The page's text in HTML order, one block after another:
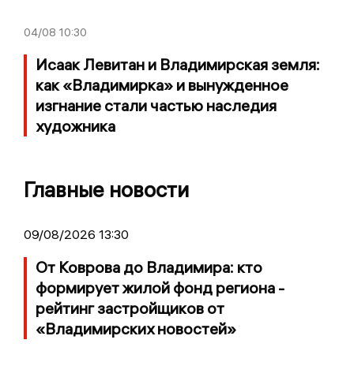
04/08 10:30
Исаак Левитан и Владимирская земля:
как «Владимирка» и вынужденное
изгнание стали частью наследия
художника
Главные новости
09/08/2026 13:30
От Коврова до Владимира: кто
формирует жилой фонд региона -
рейтинг застройщиков от
«Владимирских новостей»